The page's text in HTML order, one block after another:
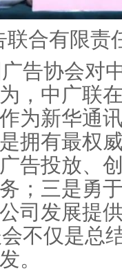
联合有限责
告协会对
，中广联
为新华通
拥有最权
告投放、
；三是勇
司发展提
不仅是总
。